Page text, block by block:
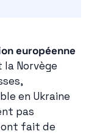
européenne
la Norvège
en Ukraine
pas
ont fait de